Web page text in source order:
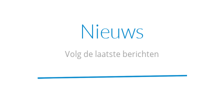
Nieuws
Volg de laatste berichten